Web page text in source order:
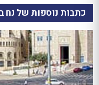
כתבות נוספות של נח